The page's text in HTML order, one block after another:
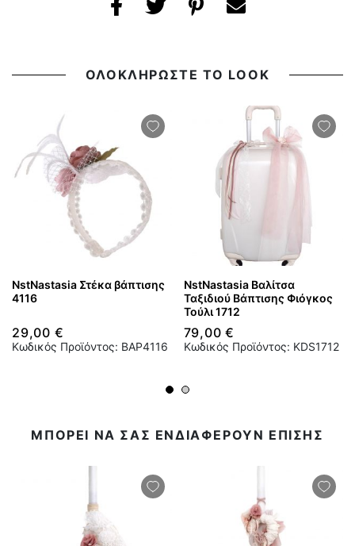
ΟΛΟΚΛΗΡΩΣΤΕ ΤΟ LOOK
NstNastasia Στέκα βάπτισης
4116
29,00 €
Κωδικός Προϊόντος: BAP4116
NstNastasia Βαλίτσα
Ταξιδιού Βάπτισης Φιόγκος
Τούλι 1712
79,00 €
Κωδικός Προϊόντος: KDS1712
ΜΠΟΡΕΙ ΝΑ ΣΑΣ ΕΝΔΙΑΦΕΡΟΥΝ ΕΠΙΣΗΣ